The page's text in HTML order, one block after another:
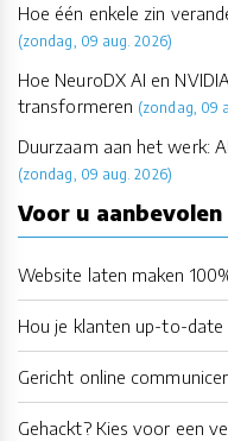
Hoe één enkele zin
(zondag, 09 aug. 2026)
Hoe NeuroDX AI en
transformeren (zondag, 09
Duurzaam aan het werk:
(zondag, 09 aug. 2026)
Voor u aanbevolen
Website laten maken
Hou je klanten up-to-date
Gericht online
Gehackt? Kies voor een